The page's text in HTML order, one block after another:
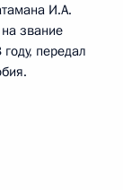
И.А.
звание
передал